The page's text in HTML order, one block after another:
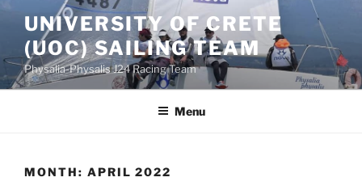
Skip
content
UNIVERSITY OF CRETE
(UOC) SAILING TEAM
Physalia-Physalis J24 Racing Team
Menu
MONTH: APRIL 2022